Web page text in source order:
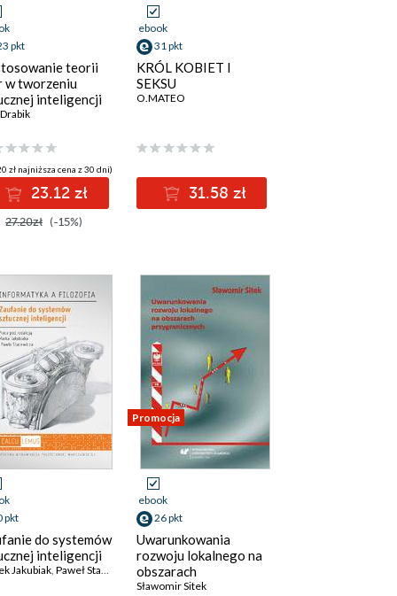
pkt
teorii
w tworzeniu
inteligencji
zł najniższa cena z 30 dni)
23.12 zł
27.20zł (-15%)
ebook
31 pkt
KRÓL KOBIET I
SEKSU
O.MATEO
31.58 zł
pkt
do systemów
inteligencji
Jakubiak, Paweł Stacewicz
Promocja
ebook
26 pkt
Uwarunkowania
rozwoju lokalnego na
obszarach
przygranicznych
Sławomir Sitek